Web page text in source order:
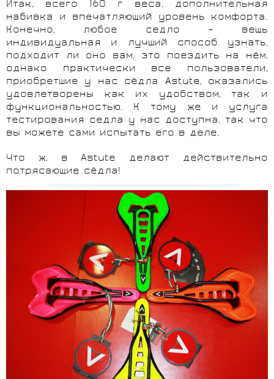
Итак, всего 160 г веса, дополнительная
набивка и впечатляющий уровень комфорта.
Конечно, любое седло – вещь
индивидуальная и лучший способ узнать,
подходит ли оно вам, это поездить на нём,
однако практически все пользователи,
приобретшие у нас сёдла Astute, оказались
удовлетворены как их удобством, так и
функциональностью. К тому же и услуга
тестирования седла у нас доступна, так что
вы можете сами испытать его в деле.
Что ж, в Astute делают действительно
потрясающие сёдла!